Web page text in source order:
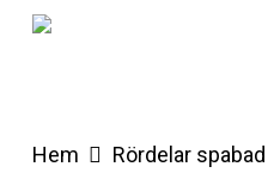
Skip
Hem Rördelar spabad